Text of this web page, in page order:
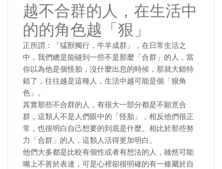
越不合群的人，在生活中
的的角色越「狠」
正所謂：「猛獸獨行，牛羊成群」，在日常生活之
中，我們總是能碰到一些不是那麼「合群」的人，當
你以為他是個怪胎，沒什麼出息的時候，那就大錯特
錯了，往往越是這種人，生活中越可能是個「狠角
色」。
其實那些不合群的人，有很大一部分都是不願意合
群，這類人不是人們眼中的「怪胎」，相反他們很正
常，也很明白自己想要的到底是什麼。相比於那些努
力「合群」的人，這類人活得更加明白。
他們大多都是比較有個性或者有想法的人，雖然可能
嘴上不善於表達，可是心裡卻很明確的有一條屬於自